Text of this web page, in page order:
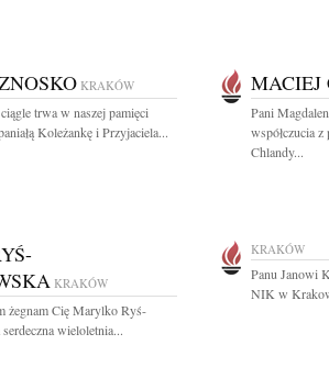
KRAKÓW
trwa w naszej pamięci
Koleżankę i Przyjaciela...
Pani
współczucia
Chlandy...
KRAKÓW
żegnam Cię Marylko Ryś-
wieloletnia...
KRAKÓW
Panu Janowi
NIK w